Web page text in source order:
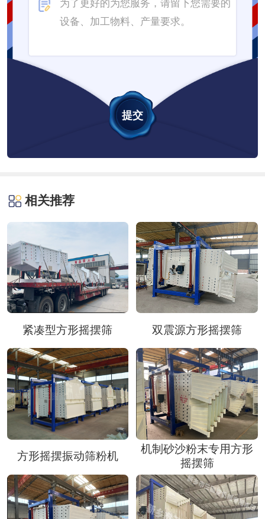
相关推荐
紧凑型方形摇摆筛 双震源方形摇摆筛
方形摇摆振动筛粉机
机制砂沙粉末专用方形
摇摆筛